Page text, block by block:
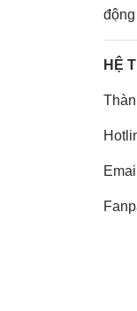
HỆ